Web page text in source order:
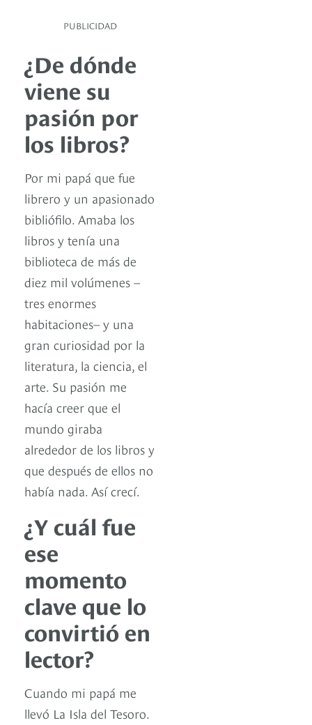
PUBLICIDAD
¿De dónde
viene su
pasión por
los libros?
Por mi papá que fue
librero y un apasionado
bibliófilo. Amaba los
libros y tenía una
biblioteca de más de
diez mil volúmenes –
tres enormes
habitaciones– y una
gran curiosidad por la
literatura, la ciencia, el
arte. Su pasión me
hacía creer que el
mundo giraba
alrededor de los libros y
que después de ellos no
había nada. Así crecí.
¿Y cuál fue
ese
momento
clave que lo
convirtió en
lector?
Cuando mi papá me
llevó La Isla del Tesoro.